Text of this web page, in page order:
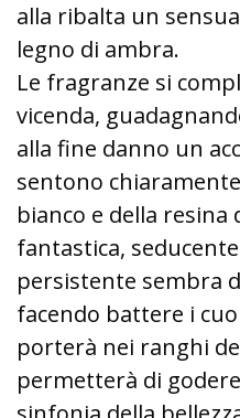
alla ribalta un
legno di ambra.
Le fragranze si
vicenda,
alla fine danno un
sentono
bianco e della resina
fantastica,
persistente sembra
facendo battere i
porterà nei ranghi
permetterà di